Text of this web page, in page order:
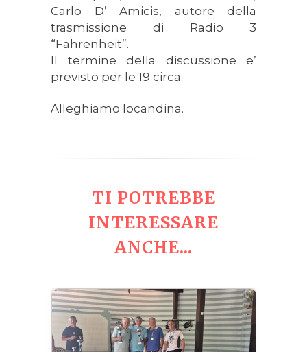
Carlo D’ Amicis, autore della
trasmissione di Radio 3
“Fahrenheit”.
Il termine della discussione e’
previsto per le 19 circa.
Alleghiamo locandina.
TI POTREBBE
INTERESSARE
ANCHE...